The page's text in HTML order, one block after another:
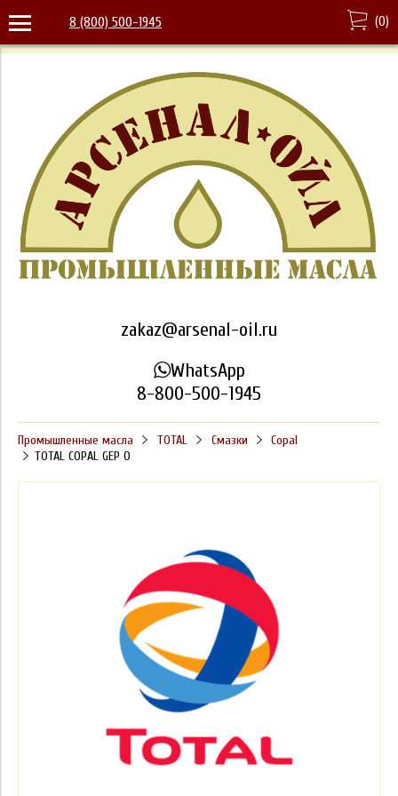
8 (800) 500-1945 (0)
zakaz@arsenal-oil.ru
WhatsApp
8-800-500-1945
Промышленные масла TOTAL Смазки
Copal
TOTAL COPAL GEP 0